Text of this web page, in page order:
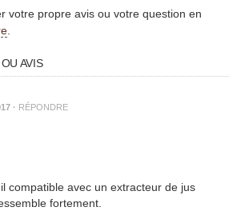
votre propre avis ou votre question en
AVIS
· RÉPONDRE
compatible avec un extracteur de jus
fortement.